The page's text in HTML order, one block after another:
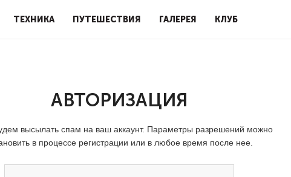
ТЕХНИКА ПУТЕШЕСТВИЯ ГАЛЕРЕЯ КЛУБ
АВТОРИЗАЦИЯ
высылать спам на ваш аккаунт. Параметры разрешений можно
в процессе регистрации или в любое время после нее.